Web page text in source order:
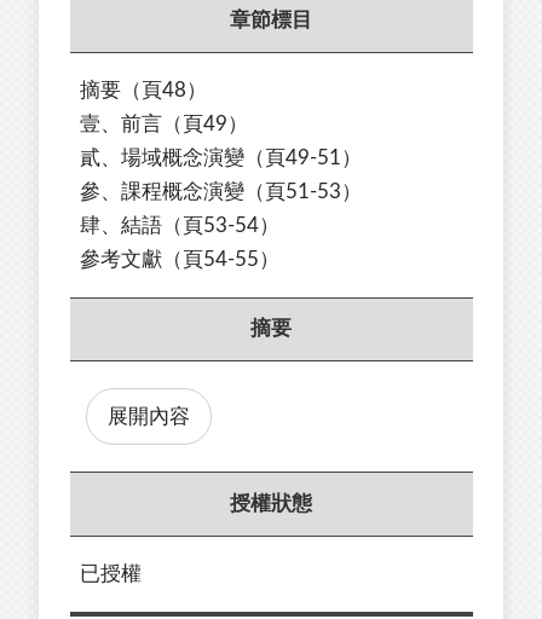
章節標目
摘要（頁48）
壹、前⾔ （頁49）
貳、場域概念演變 （頁49-51）
參、課程概念演變 （頁51-53）
肆、結語 （頁53-54）
參考文獻（頁54-55）
摘要
展開內容
授權狀態
已授權